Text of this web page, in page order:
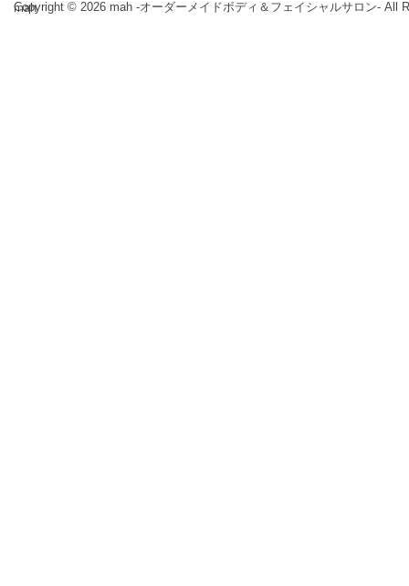
Copyright © 2026 mah -オーダーメイドボディ＆フェイシャルサロン- All